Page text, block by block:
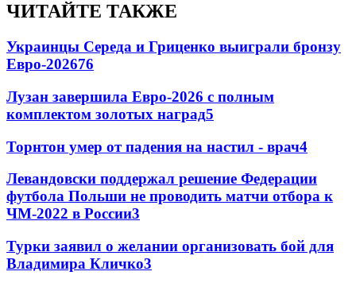
ЧИТАЙТЕ ТАКЖЕ
Украинцы Середа и Гриценко выиграли бронзу
Евро-202676
Лузан завершила Евро-2026 с полным
комплектом золотых наград5
Торнтон умер от падения на настил - врач4
Левандовски поддержал решение Федерации
футбола Польши не проводить матчи отбора к
ЧМ-2022 в России3
Турки заявил о желании организовать бой для
Владимира Кличко3